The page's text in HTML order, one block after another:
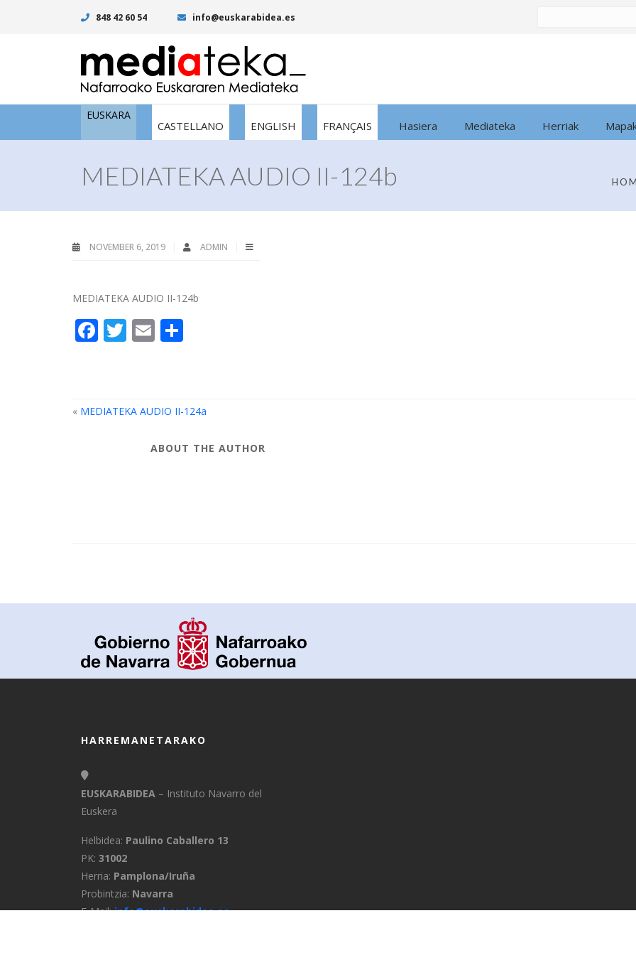
848 42 60 54 info@euskarabidea.es
EUSKARA
CASTELLANO ENGLISH FRANÇAIS Hasiera Mediateka Herriak
MEDIATEKA AUDIO II-124b
NOVEMBER 6, 2019 ADMIN
MEDIATEKA AUDIO II-124b
Facebook
Twitter
Email
« MEDIATEKA AUDIO II-124a
ABOUT THE AUTHOR
HARREMANETARAKO
EUSKARABIDEA – Instituto Navarro del
Euskera
Helbidea: Paulino Caballero 13
PK: 31002
Herria: Pamplona/Iruña
Probintzia: Navarra
E-Mail:info@euskarabidea.es